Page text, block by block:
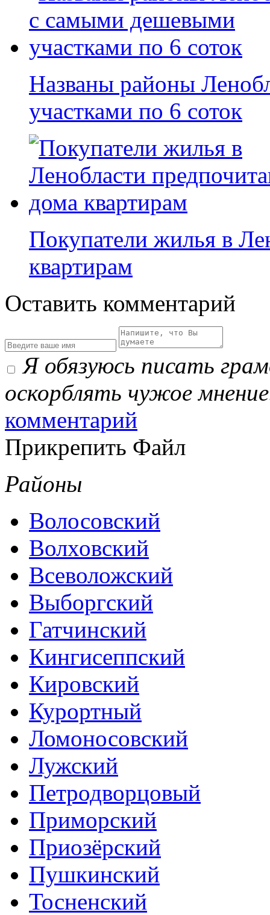
Названы районы
участками по 6 соток
Покупатели жилья в
квартирам
Оставить комментарий
Я обязуюсь писать
оскорблять чужое
комментарий
Прикрепить Файл
Районы
Волосовский
Волховский
Всеволожский
Выборгский
Гатчинский
Кингисеппский
Кировский
Курортный
Ломоносовский
Лужский
Петродворцовый
Приморский
Приозёрский
Пушкинский
Тосненский